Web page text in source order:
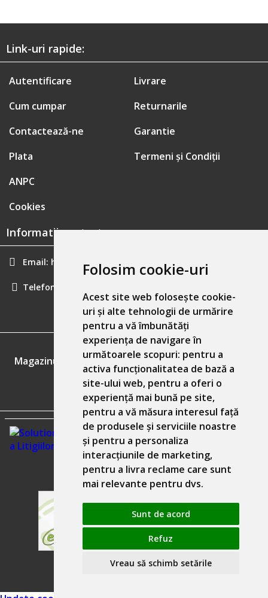
Folosim cookie-uri
Acest site web folosește cookie-
uri și alte tehnologii de urmărire
pentru a vă îmbunătăți
experiența de navigare în
următoarele scopuri: pentru a
activa funcționalitatea de bază a
site-ului web, pentru a oferi o
experiență mai bună pe site,
pentru a vă măsura interesul față
de produsele și serviciile noastre
și pentru a personaliza
interacțiunile de marketing,
pentru a livra reclame care sunt
mai relevante pentru dvs.
Sunt de acord
Refuz
Vreau să schimb setările
Link-uri rapide:
Autentificare
Cum cumpar
Contactează-ne
Plata
Livrare
Returnarile
Garantie
Termeni și Condiții
ANPC
Cookies
Informatii contact:
Email: hainecomode@gmail.com
Telefon:
GDPR
Magazinul nostru respecta 100% prevederile GDPR.
Informatiile mele personale
Solutie comert electronic Seliton